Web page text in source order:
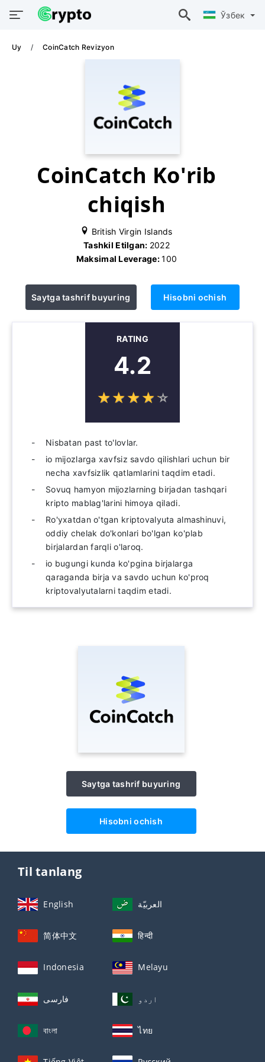
Ўзбек
Uy CoinCatch Revizyon
CoinCatch Ko'rib
chiqish
British Virgin Islands
Tashkil Etilgan: 2022
Maksimal Leverage:100
Saytga tashrif buyuring Hisobni ochish
RATING
4.2
☆☆☆☆☆
★★★★★
Nisbatan past to'lovlar.
io mijozlarga xavfsiz savdo qilishlari uchun bir
necha xavfsizlik qatlamlarini taqdim etadi.
Sovuq hamyon mijozlarning birjadan tashqari
kripto mablag'larini himoya qiladi.
Ro'yxatdan o'tgan kriptovalyuta almashinuvi,
oddiy chelak do'konlari bo'lgan ko'plab
birjalardan farqli o'laroq.
io bugungi kunda ko'pgina birjalarga
qaraganda birja va savdo uchun ko'proq
kriptovalyutalarni taqdim etadi.
Saytga tashrif buyuring
Hisobni ochish
Til tanlang
English العربيّة
简体中文 हिन्दी
Indonesia Melayu
فارسی اردو
বাংলা ไทย